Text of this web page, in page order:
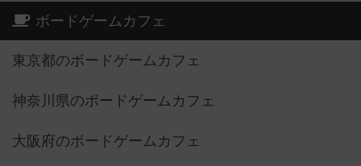
ボードゲームカフェ
東京都のボードゲームカフェ
神奈川県のボードゲームカフェ
大阪府のボードゲームカフェ